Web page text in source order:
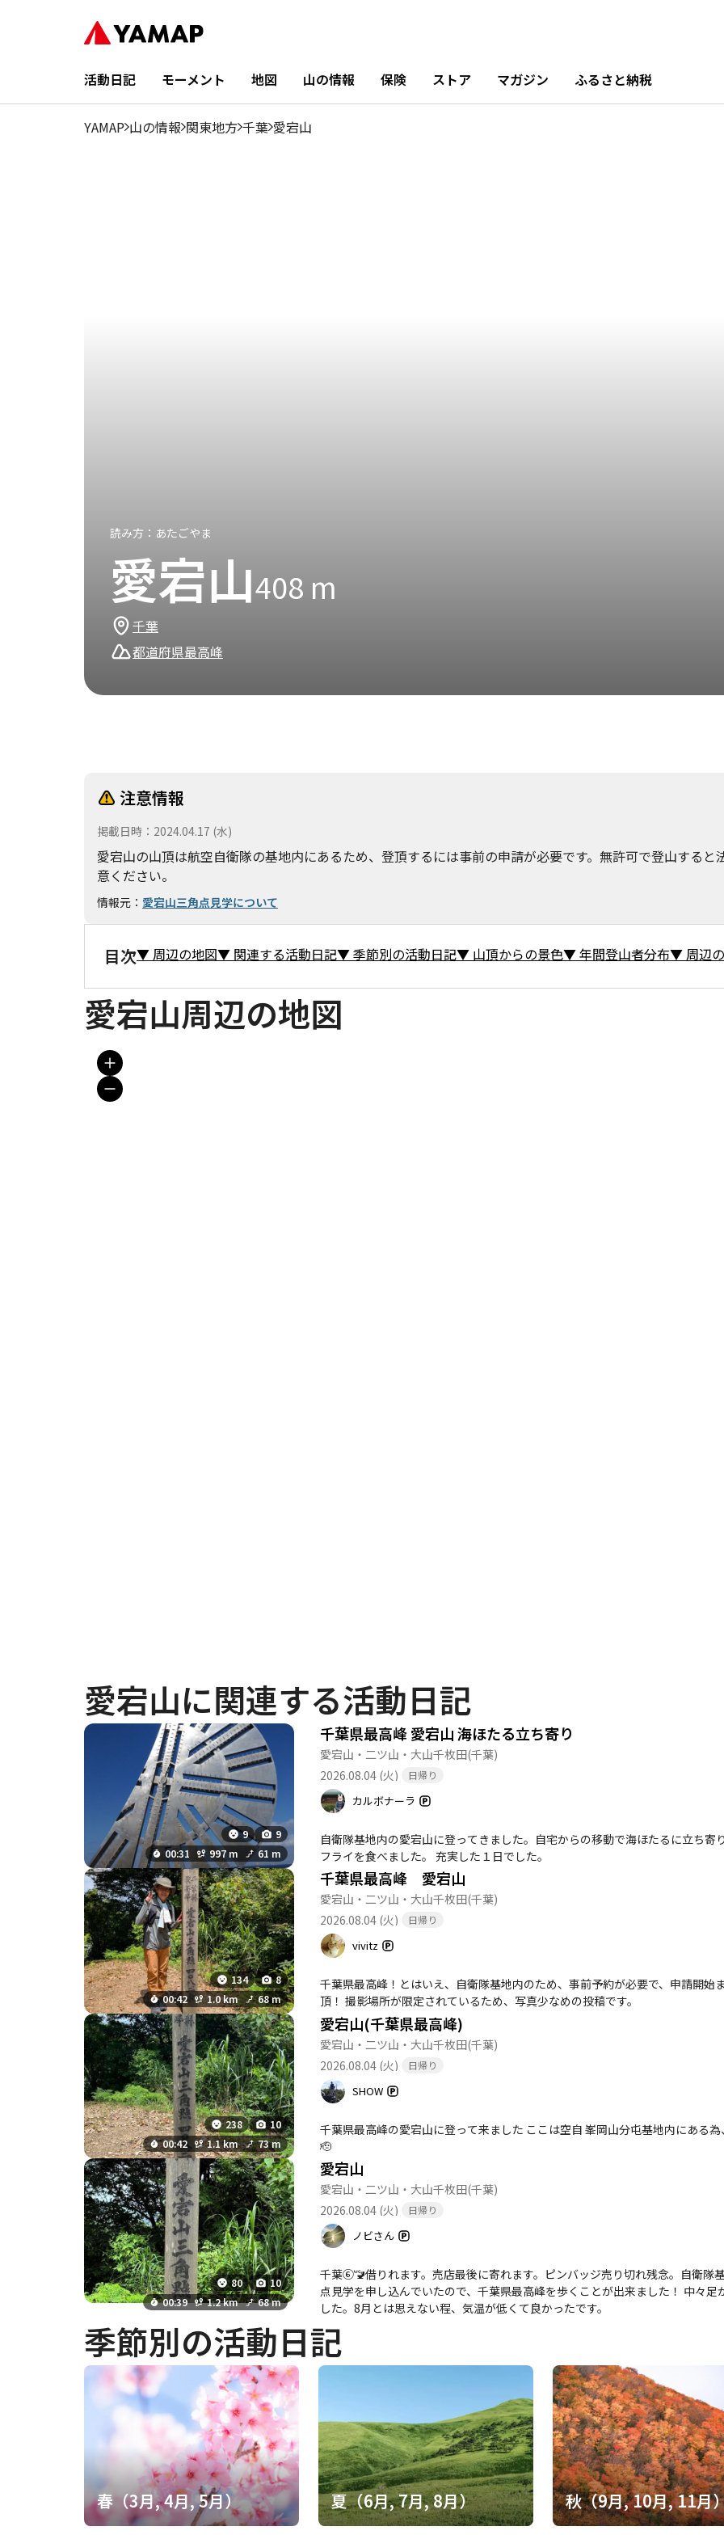
活動日記 モーメント 地図 山の情報 保険 ストア マガジン ふるさと納税
YAMAP 山の情報 関東地方 千葉 愛宕山
読み方： あたごやま
愛宕山408 m
千葉
都道府県最高峰
注意情報
掲載日時 ： 2024.04.17 (水)
愛宕山の山頂は航空自衛隊の基地内にあるため、登頂するには事前の申請が必要です。無許可で登山する
意ください。
情報元 ： 愛宕山三角点見学について
目次▼ 周辺の地図▼ 関連する活動日記▼季節別の活動日記▼ 山頂からの景色▼年間登山者分布▼ 周辺
愛宕山周辺の地図
愛宕山に関連する活動日記
9
9
00:31
997 m 61 m
千葉県最高峰 愛宕山 海ほたる立ち寄り
愛宕山・二ツ山・大山千枚田(千葉)
2026.08.04 (火)
日帰り
カルボナーラ
自衛隊基地内の愛宕山に登ってきました。自宅からの移動で海ほたるに立ち
フライを食べました。 充実した１日でした。
134
8
00:42
1.0 km 68 m
千葉県最高峰 愛宕山
愛宕山・二ツ山・大山千枚田(千葉)
2026.08.04 (火)
日帰り
vivitz
千葉県最高峰！とはいえ、自衛隊基地内のため、事前予約が必要で、申請開
頂！ 撮影場所が限定されているため、写真少なめの投稿です。
238
10
00:42
1.1 km 73 m
愛宕山(千葉県最高峰)
愛宕山・二ツ山・大山千枚田(千葉)
2026.08.04 (火)
日帰り
SHOW
千葉県最高峰の愛宕山に登って来ました ここは空自 峯岡山分屯基地内にある
🫡
80
10
00:39
1.2 km 68 m
愛宕山
愛宕山・二ツ山・大山千枚田(千葉)
2026.08.04 (火)
日帰り
ノビさん
千葉⑥🚾借りれます。売店最後に寄れます。ピンバッジ売り切れ残念。自衛隊基地内
点見学を申し込んでいたので、千葉県最高峰を歩くことが出来ました！ 中々足が向かなかった千葉県の関東百をこの機会に歩いて来ま
した。8月とは思えない程、気温が低くて良かったです。
季節別の活動日記
春（3月, 4月, 5月） 夏（6月, 7月, 8月） 秋（9月, 10月, 11月
3月 4月 5月
18.58%12.86%4.86% 0% 0%25.72% 0.29% 0.29%0%